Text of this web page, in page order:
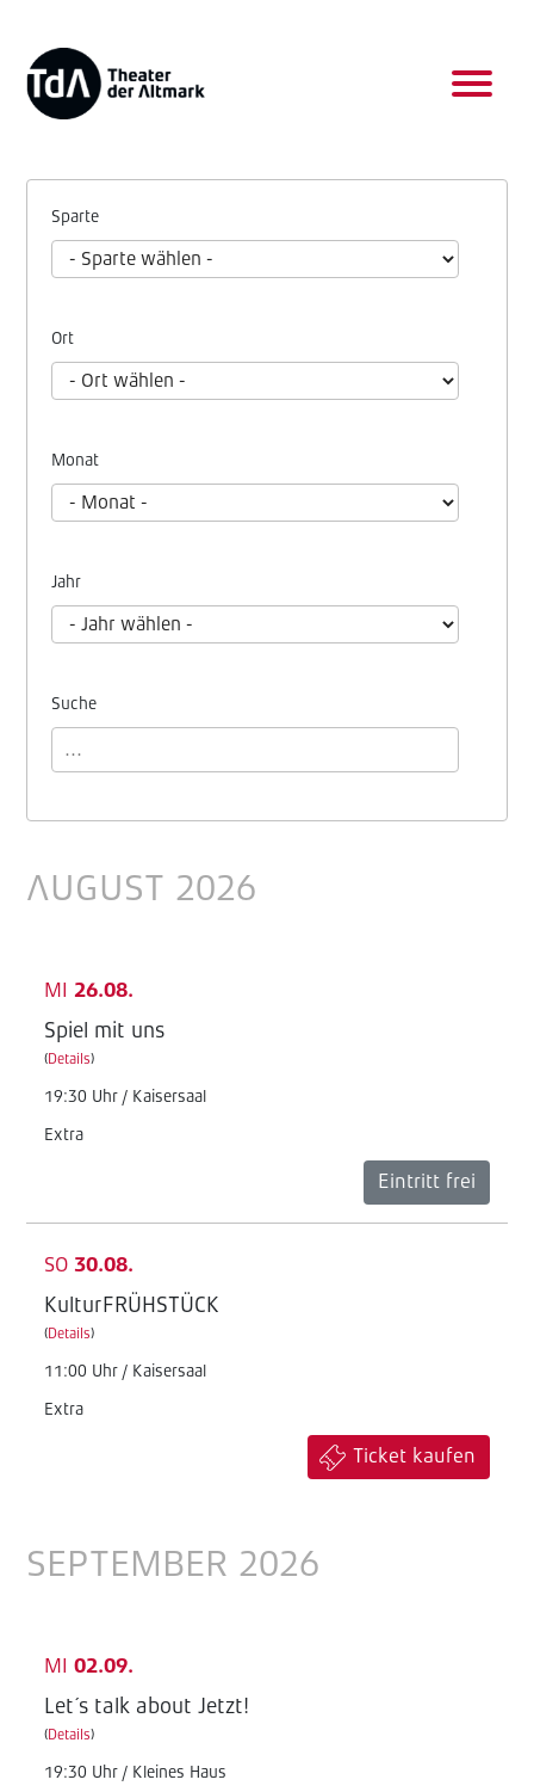
Sparte
Ort
Monat
Jahr
Suche
AUGUST 2026
MI 26.08.
Spiel mit uns
(Details)
19:30 Uhr / Kaisersaal
Extra
Eintritt frei
SO 30.08.
KulturFRÜHSTÜCK
(Details)
11:00 Uhr / Kaisersaal
Extra
Ticket kaufen
SEPTEMBER 2026
MI 02.09.
Let´s talk about Jetzt!
(Details)
19:30 Uhr / Kleines Haus